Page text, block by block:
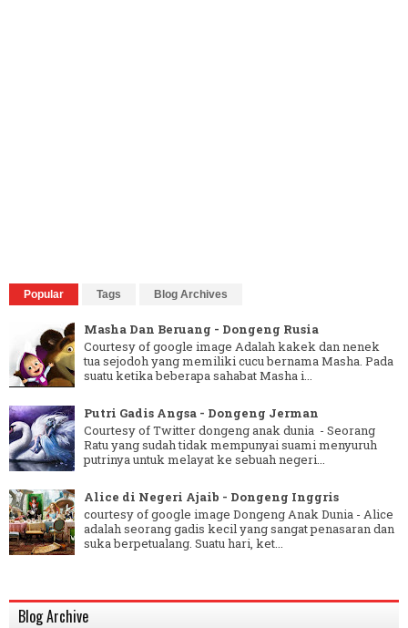
Popular Tags Blog Archives
Masha Dan Beruang - Dongeng Rusia
Courtesy of google image Adalah kakek dan nenek
tua sejodoh yang memiliki cucu bernama Masha. Pada
suatu ketika beberapa sahabat Masha i...
Putri Gadis Angsa - Dongeng Jerman
Courtesy of Twitter dongeng anak dunia - Seorang
Ratu yang sudah tidak mempunyai suami menyuruh
putrinya untuk melayat ke sebuah negeri...
Alice di Negeri Ajaib - Dongeng Inggris
courtesy of google image Dongeng Anak Dunia - Alice
adalah seorang gadis kecil yang sangat penasaran dan
suka berpetualang. Suatu hari, ket...
Blog Archive